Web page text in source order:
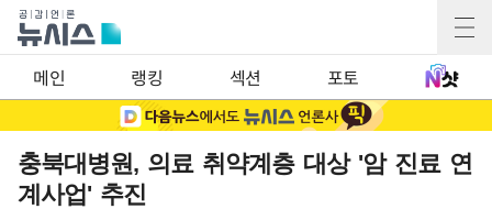
메인 랭킹 섹션 포토
충북대병원, 의료 취약계층 대상 '암 진료 연
계사업' 추진